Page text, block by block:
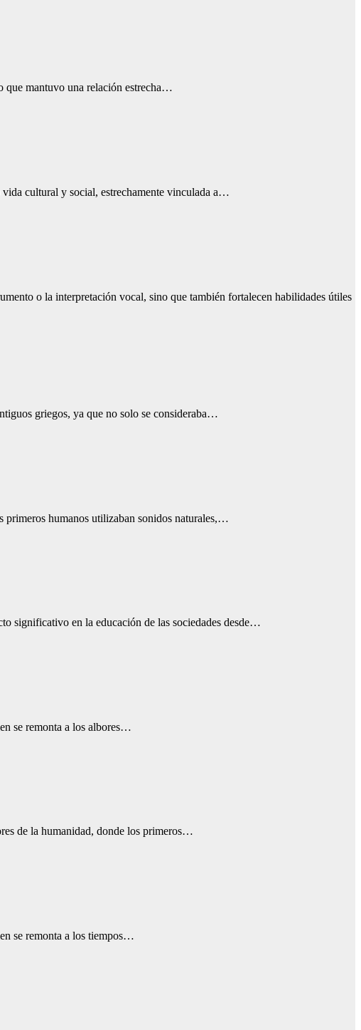
que mantuvo una relación estrecha…
vida cultural y social, estrechamente vinculada a…
o la interpretación vocal, sino que también fortalecen habilidades útiles
griegos, ya que no solo se consideraba…
primeros humanos utilizaban sonidos naturales,…
significativo en la educación de las sociedades desde…
se remonta a los albores…
de la humanidad, donde los primeros…
se remonta a los tiempos…